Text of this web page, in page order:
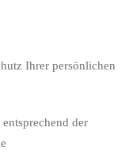
Ihrer persönlichen
der